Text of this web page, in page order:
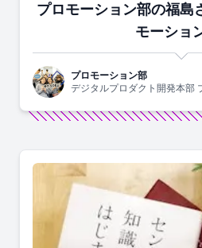
プロモーション部の福島
モーショ
プロモーション部
デジタルプロダクト開発本部
やっています！